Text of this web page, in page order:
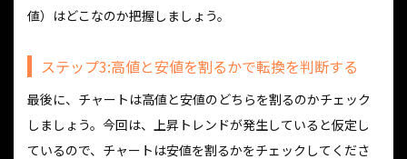
値）はどこなのか把握しましょう。
ステップ3:高値と安値を割るかで転換を判断する
最後に、チャートは高値と安値のどちらを割るのかチェック
しましょう。今回は、上昇トレンドが発生していると仮定し
ているので、チャートは安値を割るかをチェックしてくださ